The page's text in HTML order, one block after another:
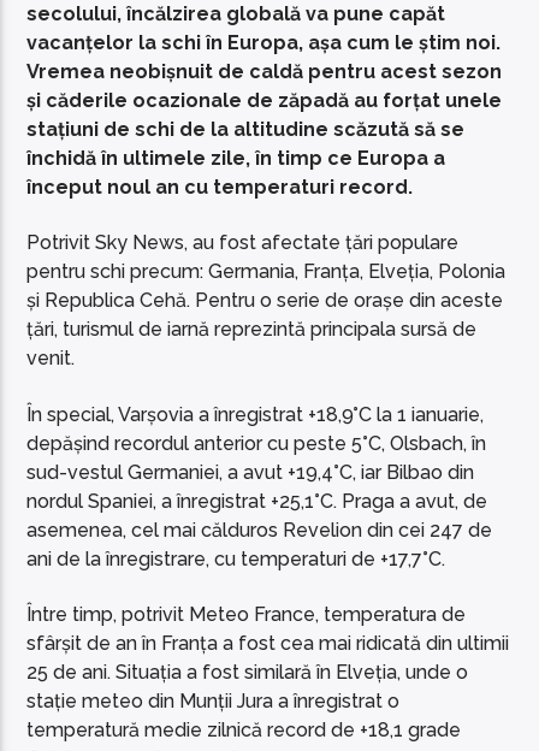
secolului, încălzirea globală va pune capăt
vacanțelor la schi în Europa, așa cum le știm noi.
Vremea neobișnuit de caldă pentru acest sezon
și căderile ocazionale de zăpadă au forțat unele
stațiuni de schi de la altitudine scăzută să se
închidă în ultimele zile, în timp ce Europa a
început noul an cu temperaturi record.
Potrivit Sky News, au fost afectate țări populare
pentru schi precum: Germania, Franța, Elveția, Polonia
și Republica Cehă. Pentru o serie de orașe din aceste
țări, turismul de iarnă reprezintă principala sursă de
venit.
În special, Varșovia a înregistrat +18,9°C la 1 ianuarie,
depășind recordul anterior cu peste 5°C, Olsbach, în
sud-vestul Germaniei, a avut +19,4°C, iar Bilbao din
nordul Spaniei, a înregistrat +25,1°C. Praga a avut, de
asemenea, cel mai călduros Revelion din cei 247 de
ani de la înregistrare, cu temperaturi de +17,7°C.
Între timp, potrivit Meteo France, temperatura de
sfârșit de an în Franța a fost cea mai ridicată din ultimii
25 de ani. Situația a fost similară în Elveția, unde o
stație meteo din Munții Jura a înregistrat o
temperatură medie zilnică record de +18,1 grade